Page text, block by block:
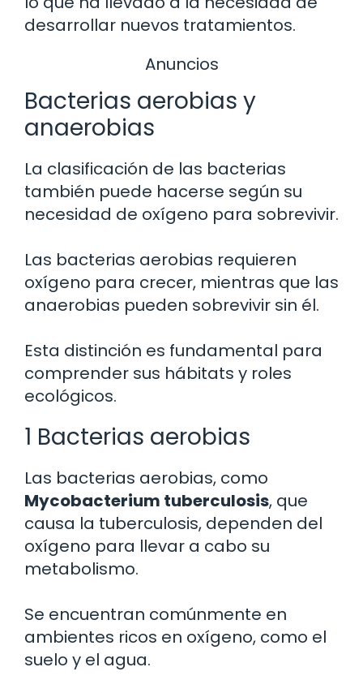
desarrollar nuevos tratamientos.
Anuncios
Bacterias aerobias y
anaerobias
La clasificación de las bacterias
también puede hacerse según su
necesidad de oxígeno para sobrevivir.
Las bacterias aerobias requieren
oxígeno para crecer, mientras que las
anaerobias pueden sobrevivir sin él.
Esta distinción es fundamental para
comprender sus hábitats y roles
ecológicos.
1 Bacterias aerobias
Las bacterias aerobias, como
Mycobacterium tuberculosis, que
causa la tuberculosis, dependen del
oxígeno para llevar a cabo su
metabolismo.
Se encuentran comúnmente en
ambientes ricos en oxígeno, como el
suelo y el agua.